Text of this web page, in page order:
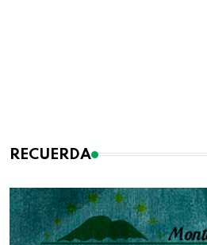
RECUERDA